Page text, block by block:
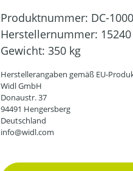
Produktnummer: DC-
Herstellernummer: 15240
Gewicht: 350 kg
Herstellerangaben gemäß EU-
Widl GmbH
Donaustr. 37
94491 Hengersberg
Deutschland
info@widl.com